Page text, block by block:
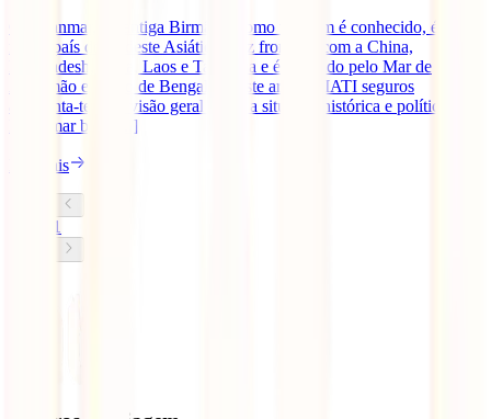
O Myanmar, ou antiga Birmânia como também é conhecido, é o
maior país do Sudeste Asiático. Faz fronteira com a China,
Bangladesh, Índia, Laos e Tailândia e é banhado pelo Mar de
Andamão e Golfo de Bengala. Neste artigo a IATI seguros
apresenta-te uma visão geral sobre a situação histórica e política do
Myanmar bem [...]
Ler mais
1